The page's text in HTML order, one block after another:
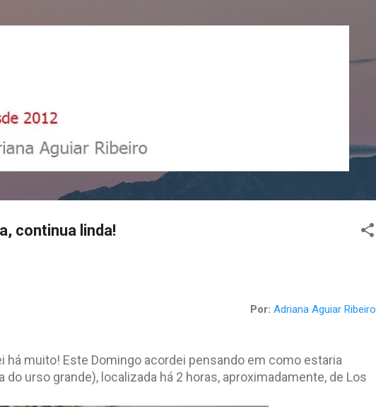
continua linda!
Por: Adriana Aguiar Ribeiro
há muito! Este Domingo acordei pensando em como estaria
do urso grande), localizada há 2 horas, aproximadamente, de Los